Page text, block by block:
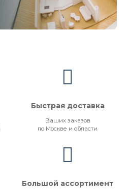
Быстрая доставка
Ваших заказов
по Москве и области
Большой ассортимент